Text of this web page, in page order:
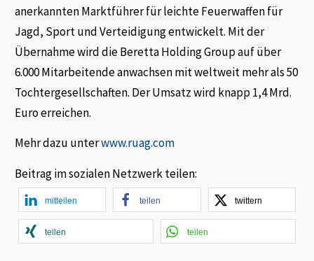
anerkannten Marktführer für leichte Feuerwaffen für
Jagd, Sport und Verteidigung entwickelt. Mit der
Übernahme wird die Beretta Holding Group auf über
6.000 Mitarbeitende anwachsen mit weltweit mehr als 50
Tochtergesellschaften. Der Umsatz wird knapp 1,4 Mrd.
Euro erreichen.
Mehr dazu unterwww.ruag.com
Beitrag im sozialen Netzwerk teilen:
mitteilen teilen twittern
teilen teilen